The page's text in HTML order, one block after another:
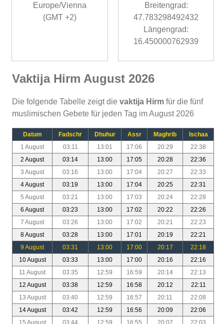
Europe/Vienna
(GMT +2)
Breitengrad:
47.783298492432
Längengrad:
16.450000762939
Vaktija Hirm August 2026
Die folgende Tabelle zeigt die vaktija Hirm für die fünf
muslimischen Gebete für jeden Tag im August 2026
Datum Fadschr Dhuhur Assr Maghrib
Ischaa
1 August
03:11 13:01 17:06 20:29
22:38
2 August
03:14 13:00 17:05 20:28
22:36
3 August
03:16 13:00 17:04 20:27
22:33
4 August
03:19 13:00 17:04 20:25
22:31
5 August
03:21 13:00 17:03 20:24
22:28
6 August
03:23 13:00 17:02 20:22
22:26
7 August
03:26 13:00 17:02 20:21
22:23
8 August
03:28 13:00 17:01 20:19
22:21
9 August
03:31 13:00 17:00 20:17
22:18
10 August
03:33 13:00 17:00 20:16
22:16
11 August
03:35 12:59 16:59 20:14
22:13
12 August
03:38 12:59 16:58 20:12
22:11
13 August
03:40 12:59 16:57 20:11
22:08
14 August
03:42 12:59 16:56 20:09
22:06
15 August
03:44 12:59 16:55 20:07 22:03